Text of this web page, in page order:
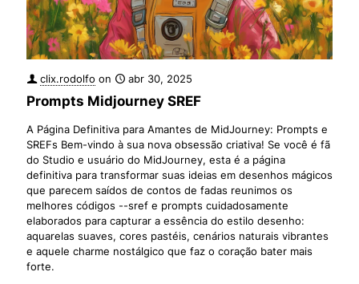
clix.rodolfo on abr 30, 2025
Prompts Midjourney SREF
A Página Definitiva para Amantes de MidJourney: Prompts e
SREFs Bem-vindo à sua nova obsessão criativa! Se você é fã
do Studio e usuário do MidJourney, esta é a página
definitiva para transformar suas ideias em desenhos mágicos
que parecem saídos de contos de fadas reunimos os
melhores códigos --sref e prompts cuidadosamente
elaborados para capturar a essência do estilo desenho:
aquarelas suaves, cores pastéis, cenários naturais vibrantes
e aquele charme nostálgico que faz o coração bater mais
forte.